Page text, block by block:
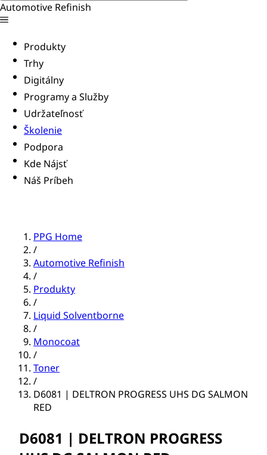
Automotive Refinish
Produkty
Trhy
Digitálny
Programy a Služby
Udržateľnosť
Školenie
Podpora
Kde Nájsť
Náš Príbeh
PPG Home
/
Automotive Refinish
/
Produkty
/
Liquid Solventborne
/
Monocoat
/
Toner
/
D6081 | DELTRON PROGRESS UHS DG SALMON
RED
D6081 | DELTRON PROGRESS